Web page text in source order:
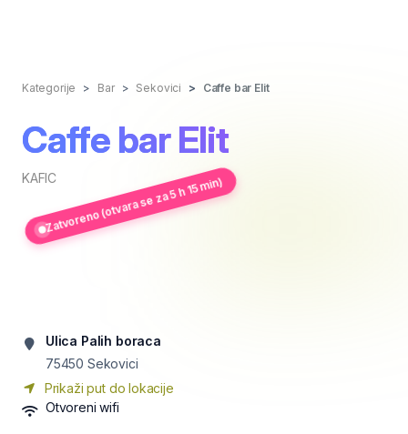
Kategorije Bar Sekovici Caffe bar Elit
Caffe bar Elit
KAFICZatvoreno (otvara se za 5 h 15 min)
Ulica Palih boraca
75450 Sekovici
Prikaži put do lokacije
Otvoreni wifi